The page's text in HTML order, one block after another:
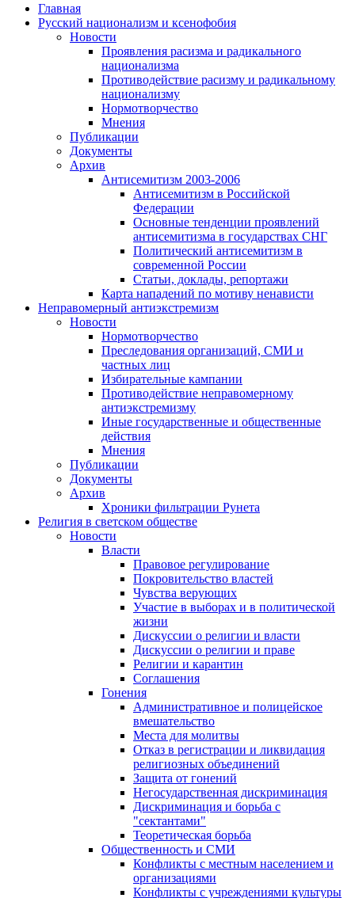
Главная
Русский национализм и ксенофобия
Новости
Проявления расизма и радикального
национализма
Противодействие расизму и радикальному
национализму
Нормотворчество
Мнения
Публикации
Документы
Архив
Антисемитизм 2003-2006
Антисемитизм в Российской
Федерации
Основные тенденции проявлений
антисемитизма в государствах СНГ
Политический антисемитизм в
современной России
Статьи, доклады, репортажи
Карта нападений по мотиву ненависти
Неправомерный антиэкстремизм
Новости
Нормотворчество
Преследования организаций, СМИ и
частных лиц
Избирательные кампании
Противодействие неправомерному
антиэкстремизму
Иные государственные и общественные
действия
Мнения
Публикации
Документы
Архив
Хроники фильтрации Рунета
Религия в светском обществе
Новости
Власти
Правовое регулирование
Покровительство властей
Чувства верующих
Участие в выборах и в политической
жизни
Дискуссии о религии и власти
Дискуссии о религии и праве
Религии и карантин
Соглашения
Гонения
Административное и полицейское
вмешательство
Места для молитвы
Отказ в регистрации и ликвидация
религиозных объединений
Защита от гонений
Негосударственная дискриминация
Дискриминация и борьба с
"сектантами"
Теоретическая борьба
Общественность и СМИ
Конфликты с местным населением и
организациями
Конфликты с учреждениями культуры